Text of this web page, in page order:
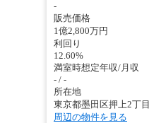
-
販売価格
1億2,800万円
利回り
12.60%
満室時想定年収/月収
- / -
所在地
東京都墨田区押上2丁目
周辺の物件を見る